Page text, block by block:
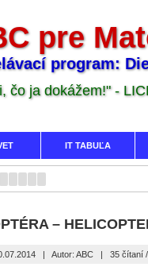
pre
program:
čo ja dokážem!" -
IT TABUĽA
–
|Autor: ABC |35 čítaní